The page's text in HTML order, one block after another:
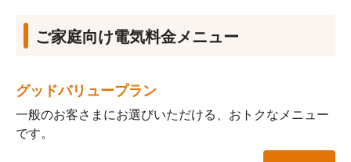
ご家庭向け電気料金メニュー
グッドバリュープラン
一般のお客さまにお選びいただける、おトクなメニュー
です。